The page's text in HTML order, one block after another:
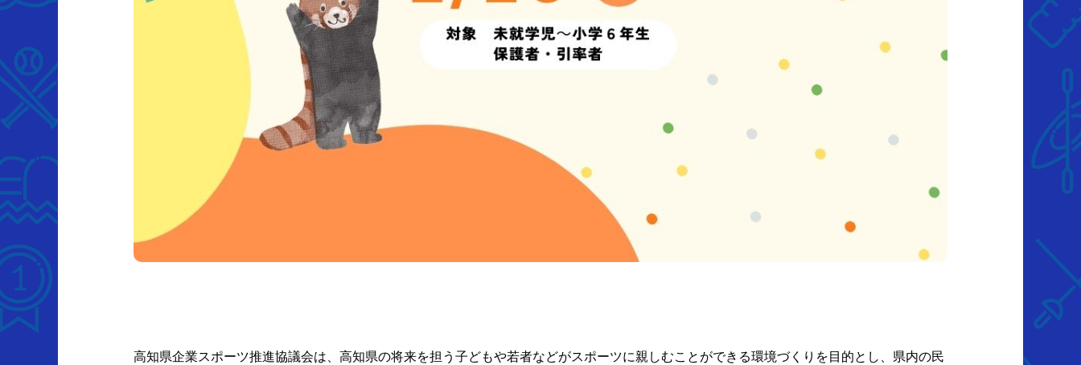
高知県企業スポーツ推進協議会は、高知県の将来を担う子どもや若者などがスポーツに親しむことができる環境づくりを目的とし、県内の民